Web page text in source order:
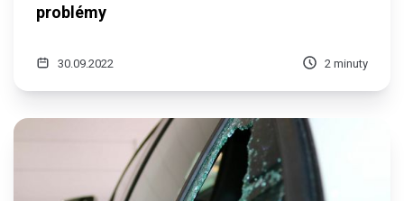
problémy
30.09.2022 2 minuty